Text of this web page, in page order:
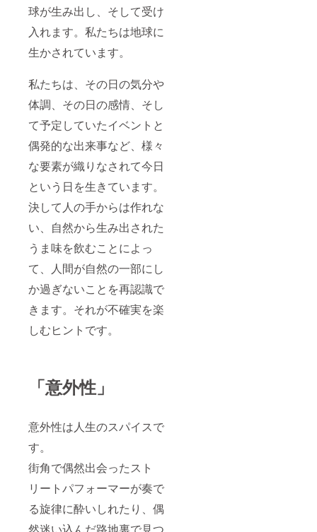
球が生み出し、そして受け
入れます。私たちは地球に
生かされています。
私たちは、その日の気分や
体調、その日の感情、そし
て予定していたイベントと
偶発的な出来事など、様々
な要素が織りなされて今日
という日を生きています。
決して人の手からは作れな
い、自然から生み出された
うま味を飲むことによっ
て、人間が自然の一部にし
か過ぎないことを再認識で
きます。それが不確実を楽
しむヒントです。
「意外性」
意外性は人生のスパイスで
す。
街角で偶然出会ったスト
リートパフォーマーが奏で
る旋律に酔いしれたり、偶